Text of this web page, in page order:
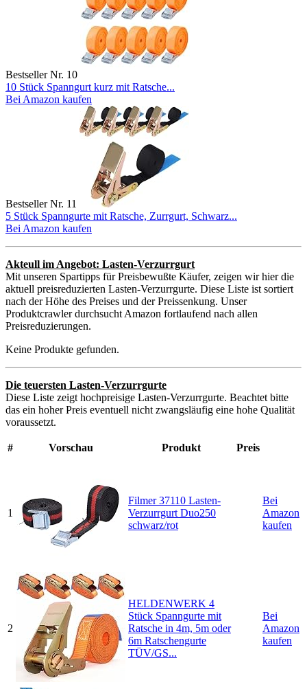
Bestseller Nr. 10
10 Stück Spanngurt kurz mit Ratsche...
Bei Amazon kaufen
Bestseller Nr. 11
5 Stück Spanngurte mit Ratsche, Zurrgurt, Schwarz...
Bei Amazon kaufen
Akteull im Angebot: Lasten-Verzurrgurt
Mit unseren Spartipps für Preisbewußte Käufer, zeigen wir hier die
aktuell preisreduzierten Lasten-Verzurrgurte. Diese Liste ist sortiert
nach der Höhe des Preises und der Preissenkung. Unser
Produktcrawler durchsucht Amazon fortlaufend nach allen
Preisreduzierungen.
Keine Produkte gefunden.
Die teuersten Lasten-Verzurrgurte
Diese Liste zeigt hochpreisige Lasten-Verzurrgurte. Beachtet bitte
das ein hoher Preis eventuell nicht zwangsläufig eine hohe Qualität
voraussetzt.
# Vorschau Produkt Preis
1
Filmer 37110 Lasten-
Verzurrgurt Duo250
schwarz/rot
Bei
Amazon
kaufen
2
HELDENWERK 4
Stück Spanngurte mit
Ratsche in 4m, 5m oder
6m Ratschengurte
TÜV/GS...
Bei
Amazon
kaufen